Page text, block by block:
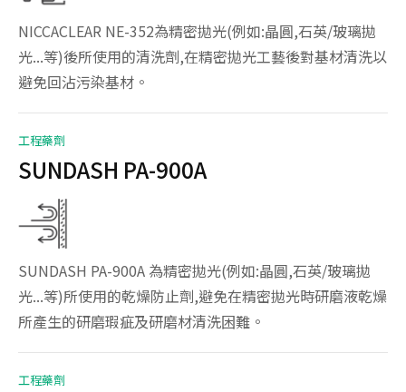
NICCACLEAR NE-352為精密拋光(例如:晶圓,石英/玻璃拋
光...等)後所使用的清洗劑,在精密拋光工藝後對基材清洗以
避免回沾污染基材。
工程藥劑
SUNDASH PA-900A
SUNDASH PA-900A 為精密拋光(例如:晶圓,石英/玻璃拋
光...等)所使用的乾燥防止劑,避免在精密拋光時研磨液乾燥
所產生的研磨瑕疵及研磨材清洗困難。
工程藥劑
應用領域
新聞中心
全球據點
系統認證
聯絡我們